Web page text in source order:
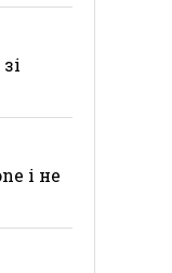
і не